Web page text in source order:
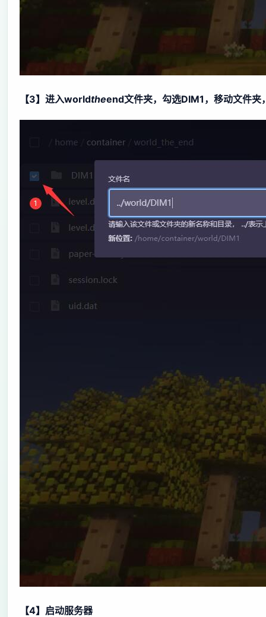
【3】进入worldtheend文件夹，勾选DIM1，移动文件夹
【4】启动服务器